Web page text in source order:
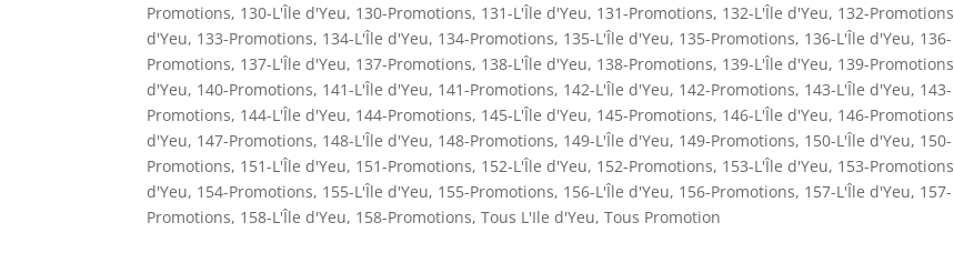
Promotions, 130-L'Île d'Yeu, 130-Promotions, 131-L'Île d'Yeu, 131-Promotions, 132-L'Île d'Yeu, 132-Promotions
d'Yeu, 133-Promotions, 134-L'Île d'Yeu, 134-Promotions, 135-L'Île d'Yeu, 135-Promotions, 136-L'Île d'Yeu, 136-
Promotions, 137-L'Île d'Yeu, 137-Promotions, 138-L'Île d'Yeu, 138-Promotions, 139-L'Île d'Yeu, 139-Promotions
d'Yeu, 140-Promotions, 141-L'Île d'Yeu, 141-Promotions, 142-L'Île d'Yeu, 142-Promotions, 143-L'Île d'Yeu, 143-
Promotions, 144-L'Île d'Yeu, 144-Promotions, 145-L'Île d'Yeu, 145-Promotions, 146-L'Île d'Yeu, 146-Promotions
d'Yeu, 147-Promotions, 148-L'Île d'Yeu, 148-Promotions, 149-L'Île d'Yeu, 149-Promotions, 150-L'Île d'Yeu, 150-
Promotions, 151-L'Île d'Yeu, 151-Promotions, 152-L'Île d'Yeu, 152-Promotions, 153-L'Île d'Yeu, 153-Promotions
d'Yeu, 154-Promotions, 155-L'Île d'Yeu, 155-Promotions, 156-L'Île d'Yeu, 156-Promotions, 157-L'Île d'Yeu, 157-
Promotions, 158-L'Île d'Yeu, 158-Promotions, Tous L'Ile d'Yeu, Tous Promotion